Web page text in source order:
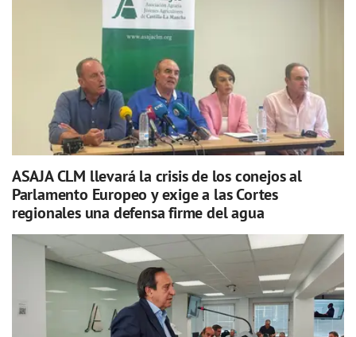
ASAJA CLM llevará la crisis de los conejos al
Parlamento Europeo y exige a las Cortes
regionales una defensa firme del agua